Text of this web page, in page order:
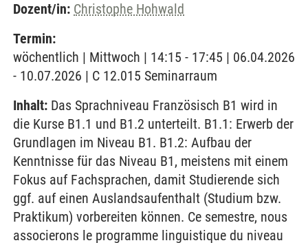
Dozent/in: Christophe Hohwald
Termin:
wöchentlich | Mittwoch | 14:15 - 17:45 | 06.04.2026
- 10.07.2026 | C 12.015 Seminarraum
Inhalt: Das Sprachniveau Französisch B1 wird in
die Kurse B1.1 und B1.2 unterteilt. B1.1: Erwerb der
Grundlagen im Niveau B1. B1.2: Aufbau der
Kenntnisse für das Niveau B1, meistens mit einem
Fokus auf Fachsprachen, damit Studierende sich
ggf. auf einen Auslandsaufenthalt (Studium bzw.
Praktikum) vorbereiten können. Ce semestre, nous
associerons le programme linguistique du niveau